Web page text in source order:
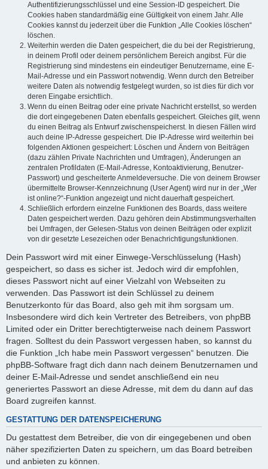
Authentifizierungsschlüssel und eine Session-ID gespeichert. Die
Cookies haben standardmäßig eine Gültigkeit von einem Jahr. Alle
Cookies kannst du jederzeit über die Funktion „Alle Cookies löschen“
löschen.
Weiterhin werden die Daten gespeichert, die du bei der Registrierung,
in deinem Profil oder deinem persönlichem Bereich angibst. Für die
Registrierung sind mindestens ein eindeutiger Benutzername, eine E-
Mail-Adresse und ein Passwort notwendig. Wenn durch den Betreiber
weitere Daten als notwendig festgelegt wurden, so ist dies für dich vor
deren Eingabe ersichtlich.
Wenn du einen Beitrag oder eine private Nachricht erstellst, so werden
die dort eingegebenen Daten ebenfalls gespeichert. Gleiches gilt, wenn
du einen Beitrag als Entwurf zwischenspeicherst. In diesen Fällen wird
auch deine IP-Adresse gespeichert. Die IP-Adresse wird weiterhin bei
folgenden Aktionen gespeichert: Löschen und Ändern von Beiträgen
(dazu zählen Private Nachrichten und Umfragen), Änderungen an
zentralen Profildaten (E-Mail-Adresse, Kontoaktivierung, Benutzer-
Passwort) und gescheiterte Anmeldeversuche. Die von deinem Browser
übermittelte Browser-Kennzeichnung (User Agent) wird nur in der „Wer
ist online?“-Funktion angezeigt und nicht dauerhaft gespeichert.
Schließlich erfordern einzelne Funktionen des Boards, dass weitere
Daten gespeichert werden. Dazu gehören dein Abstimmungsverhalten
bei Umfragen, der Gelesen-Status von deinen Beiträgen oder explizit
von dir gesetzte Lesezeichen oder Benachrichtigungsfunktionen.
Dein Passwort wird mit einer Einwege-Verschlüsselung (Hash)
gespeichert, so dass es sicher ist. Jedoch wird dir empfohlen,
dieses Passwort nicht auf einer Vielzahl von Webseiten zu
verwenden. Das Passwort ist dein Schlüssel zu deinem
Benutzerkonto für das Board, also geh mit ihm sorgsam um.
Insbesondere wird dich kein Vertreter des Betreibers, von phpBB
Limited oder ein Dritter berechtigterweise nach deinem Passwort
fragen. Solltest du dein Passwort vergessen haben, so kannst du
die Funktion „Ich habe mein Passwort vergessen“ benutzen. Die
phpBB-Software fragt dich dann nach deinem Benutzernamen und
deiner E-Mail-Adresse und sendet anschließend ein neu
generiertes Passwort an diese Adresse, mit dem du dann auf das
Board zugreifen kannst.
GESTATTUNG DER DATENSPEICHERUNG
Du gestattest dem Betreiber, die von dir eingegebenen und oben
näher spezifizierten Daten zu speichern, um das Board betreiben
und anbieten zu können.